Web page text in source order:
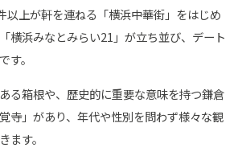
以上が軒を連ねる「横浜中華街」をはじめ
横浜みなとみらい21」が立ち並び、デート
す。
る箱根や、歴史的に重要な意味を持つ鎌倉
寺」があり、年代や性別を問わず様々な観
ます。